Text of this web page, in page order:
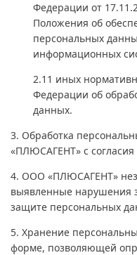
Федерации от
Положения об
персональных
информационных
2.11 иных
Федерации об
данных.
3. Обработка
«ПЛЮСАГЕНТ» с
4. ООО «ПЛЮСАГЕНТ»
выявленные нарушения
защите персональных
5. Хранение
форме, позволяющей